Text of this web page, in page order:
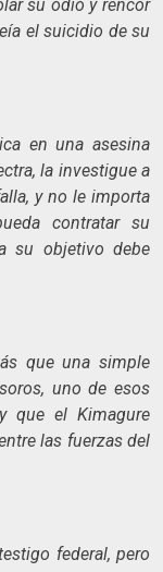
su odio y rencor
el suicidio de su
en una asesina
la investigue a
y no le importa
contratar su
su objetivo debe
que una simple
uno de esos
que el Kimagure
las fuerzas del
federal, pero